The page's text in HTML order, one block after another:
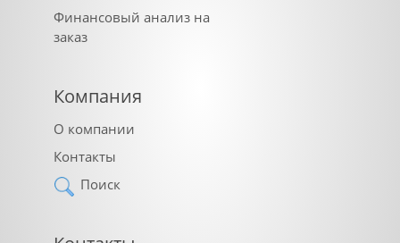
Финансовый анализ на
заказ
Компания
О компании
Контакты
Поиск